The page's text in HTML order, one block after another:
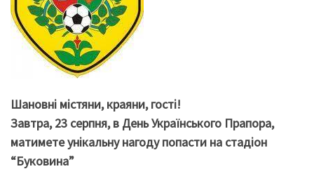
Шановні містяни, краяни, гості!
Завтра, 23 серпня, в День Українського Прапора,
матимете унікальну нагоду попасти на стадіон
“Буковина”